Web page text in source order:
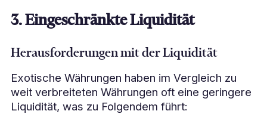
3. Eingeschränkte Liquidität
Herausforderungen mit der Liquidität
Exotische Währungen haben im Vergleich zu
weit verbreiteten Währungen oft eine geringere
Liquidität, was zu Folgendem führt: